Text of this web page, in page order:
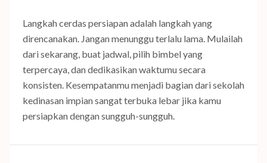
Langkah cerdas persiapan adalah langkah yang
direncanakan. Jangan menunggu terlalu lama. Mulailah
dari sekarang, buat jadwal, pilih bimbel yang
terpercaya, dan dedikasikan waktumu secara
konsisten. Kesempatanmu menjadi bagian dari sekolah
kedinasan impian sangat terbuka lebar jika kamu
persiapkan dengan sungguh-sungguh.